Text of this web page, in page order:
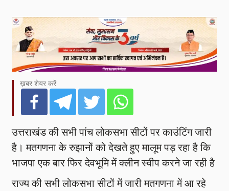
ख़बर शेयर करें
उत्तराखंड की सभी पांच लोकसभा सीटों पर काउंटिंग जारी
है। मतगणना के रुझानों को देखते हुए मालूम पड़ रहा है कि
भाजपा एक बार फिर देवभूमि में क्लीन स्वीप करने जा रही है
राज्य की सभी लोकसभा सीटों में जारी मतगणना में आ रहे